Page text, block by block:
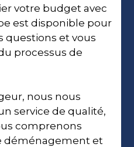
votre budget avec
est disponible pour
questions et vous
processus de
nous nous
service de qualité,
comprenons
déménagement et